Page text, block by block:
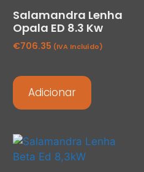
Salamandra Lenha
Opala ED 8.3 Kw
€706.35 (IVA Incluído)
Adicionar